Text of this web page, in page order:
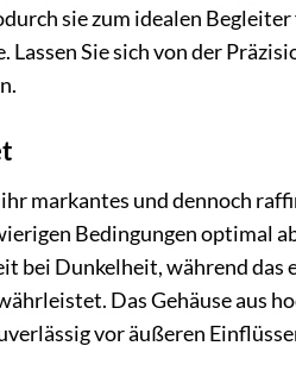
sie zum idealen
Sie sich von der
markantes und dennoch
Bedingungen optimal
bei Dunkelheit, während
Das Gehäuse aus
vor äußeren